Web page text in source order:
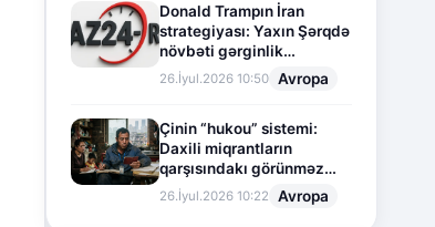
Donald Trampın İran
strategiyası: Yaxın Şərqdə
növbəti gərginlik
mərhələsi
26.İyul.2026 10:50 Avropa
Çinin “hukou” sistemi:
Daxili miqrantların
qarşısındakı görünməz
sədd
26.İyul.2026 10:22 Avropa